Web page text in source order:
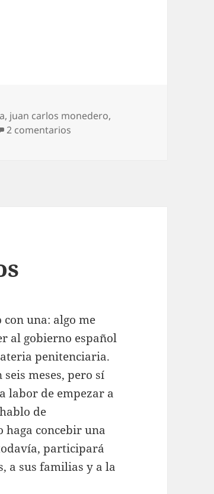
, juan carlos monedero,
2 comentarios
una: algo me
al gobierno español
penitenciaria.
meses, pero sí
labor de empezar a
de
haga concebir una
participará
a sus familias y a la